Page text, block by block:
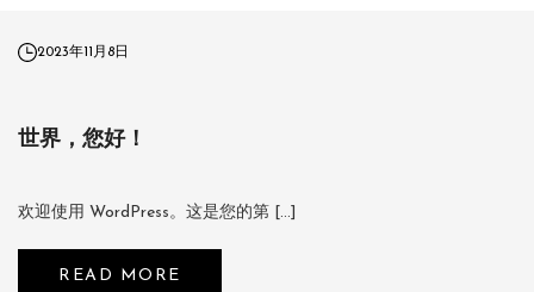
2023年11月8日
世界，您好！
欢迎使用 WordPress。这是您的第 […]
READ MORE